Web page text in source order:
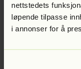
nettstedets
løpende tilpasse
i annonser for å